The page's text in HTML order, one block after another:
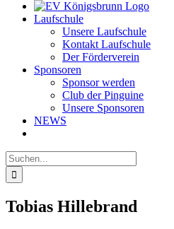
Laufschule
Unsere Laufschule
Kontakt Laufschule
Der Förderverein
Sponsoren
Sponsor werden
Club der Pinguine
Unsere Sponsoren
NEWS
Suche
nach:
Tobias Hillebrand